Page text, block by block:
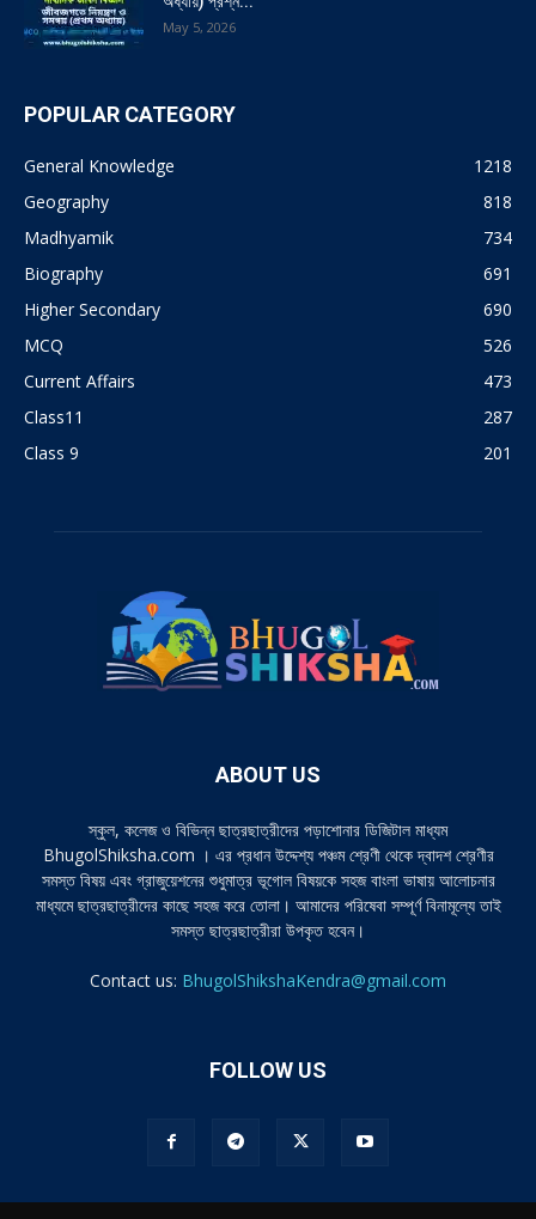
May 5, 2026
POPULAR CATEGORY
General Knowledge
1218
Geography
818
Madhyamik
734
Biography
691
Higher Secondary
690
MCQ
526
Current Affairs
473
Class11
287
Class 9
201
ABOUT US
স্কুল, কলেজ ও বিভিন্ন ছাত্রছাত্রীদের পড়াশোনার ডিজিটাল মাধ্যম
BhugolShiksha.com । এর প্রধান উদ্দেশ্য পঞ্চম শ্রেণী থেকে দ্বাদশ শ্রেণীর
সমস্ত বিষয় এবং গ্রাজুয়েশনের শুধুমাত্র ভূগোল বিষয়কে সহজ বাংলা ভাষায় আলোচনার
মাধ্যমে ছাত্রছাত্রীদের কাছে সহজ করে তোলা। আমাদের পরিষেবা সম্পূর্ণ বিনামূল্যে তাই
সমস্ত ছাত্রছাত্রীরা উপকৃত হবেন।
Contact us: BhugolShikshaKendra@gmail.com
FOLLOW US